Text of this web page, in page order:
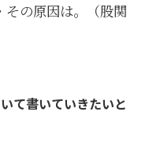
の原因は。（股関
て書いていきたいと